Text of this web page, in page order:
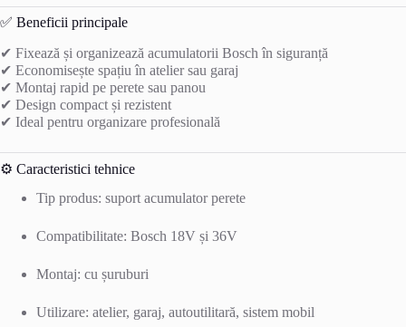
✅ Beneficii principale
✔ Fixează și organizează acumulatorii Bosch în siguranță
✔ Economisește spațiu în atelier sau garaj
✔ Montaj rapid pe perete sau panou
✔ Design compact și rezistent
✔ Ideal pentru organizare profesională
⚙️ Caracteristici tehnice
Tip produs: suport acumulator perete
Compatibilitate: Bosch 18V și 36V
Montaj: cu șuruburi
Utilizare: atelier, garaj, autoutilitară, sistem mobil